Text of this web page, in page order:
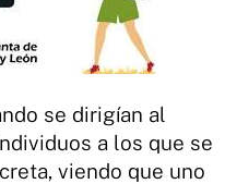
se dirigían al
a los que se
viendo que uno